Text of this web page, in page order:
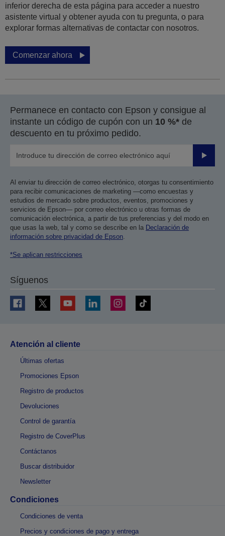
inferior derecha de esta página para acceder a nuestro
asistente virtual y obtener ayuda con tu pregunta, o para
explorar formas alternativas de contactar con nosotros.
Comenzar ahora
Permanece en contacto con Epson y consigue al
instante un código de cupón con un 10 %* de
descuento en tu próximo pedido.
Enviar
Al enviar tu dirección de correo electrónico, otorgas tu consentimiento
para recibir comunicaciones de marketing —como encuestas y
estudios de mercado sobre productos, eventos, promociones y
servicios de Epson— por correo electrónico u otras formas de
comunicación electrónica, a partir de tus preferencias y del modo en
que usas la web, tal y como se describe en la Declaración de
información sobre privacidad de Epson.
*Se aplican restricciones
Síguenos
Atención al cliente
Últimas ofertas
Promociones Epson
Registro de productos
Devoluciones
Control de garantía
Registro de CoverPlus
Contáctanos
Buscar distribuidor
Newsletter
Condiciones
Condiciones de venta
Precios y condiciones de pago y entrega